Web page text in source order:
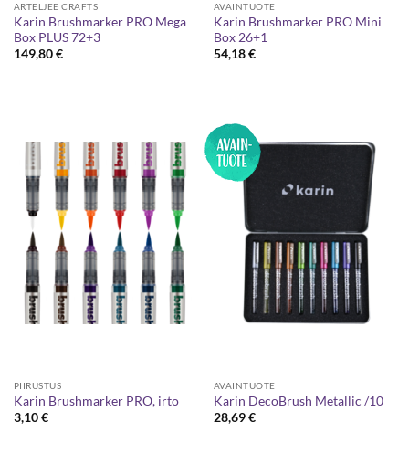
ARTELJEE CRAFTS
Karin Brushmarker PRO Mega
Box PLUS 72+3
149,80€
AVAINTUOTE
Karin Brushmarker PRO Mini
Box 26+1
54,18€
PIIRUSTUS
Karin Brushmarker PRO, irto
3,10€
AVAINTUOTE
Karin DecoBrush Metallic /10
28,69€